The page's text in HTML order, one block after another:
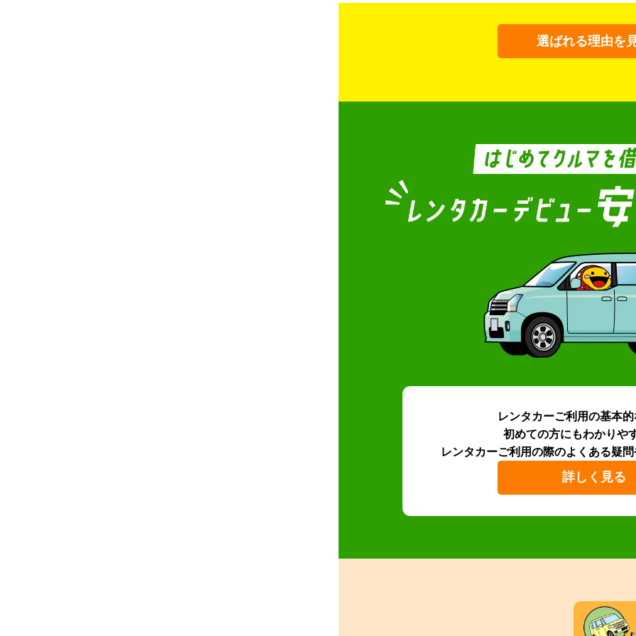
選ばれる理由を
レンタカーご利用の基本
初めての方にもわかりや
レンタカーご利用の際のよくある疑問
詳しく見る